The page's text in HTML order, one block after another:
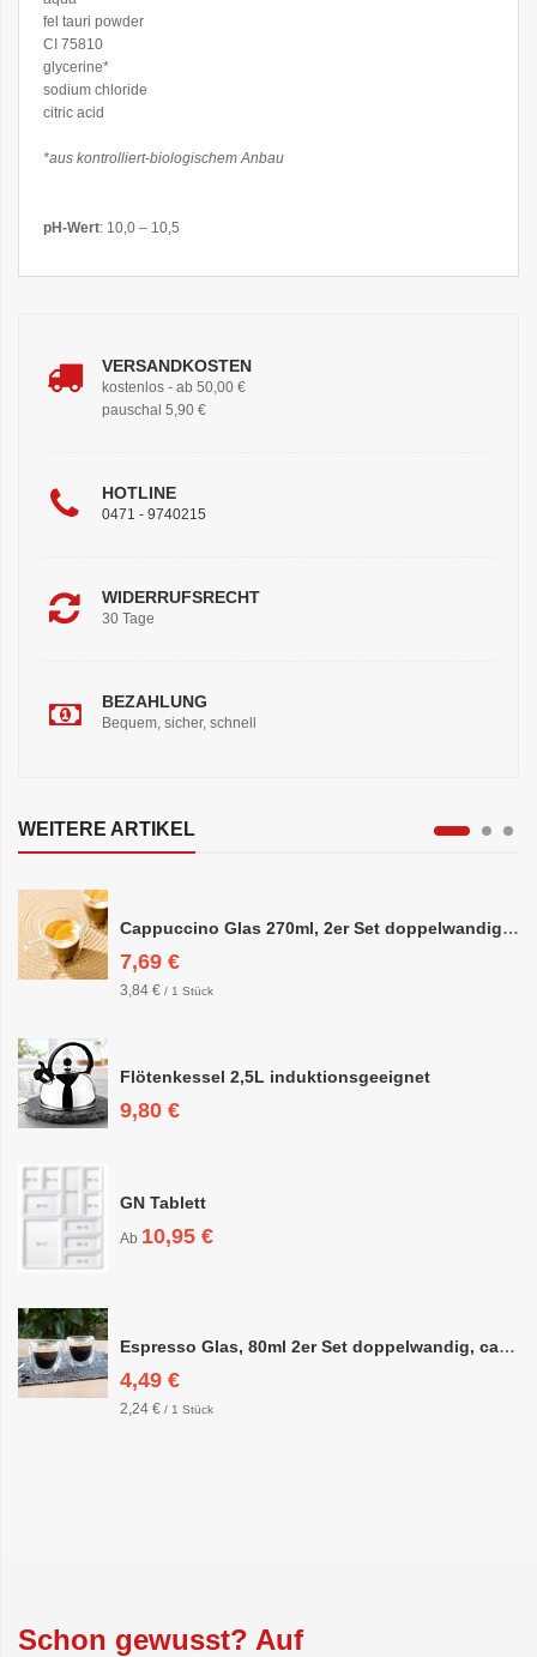
fel tauri powder
CI 75810
glycerine*
sodium chloride
citric acid
*aus kontrolliert-biologischem Anbau
pH-Wert: 10,0 – 10,5
VERSANDKOSTEN
kostenlos - ab 50,00 €
pauschal 5,90 €
HOTLINE
0471 - 9740215
WIDERRUFSRECHT
30 Tage
BEZAHLUNG
Bequem, sicher, schnell
WEITERE ARTIKEL
Cappuccino Glas 270ml, 2er Set doppelwandig, ca. 8,5 x 10cm
7,69 €
3,84 € / 1 Stück
Flötenkessel 2,5L induktionsgeeignet
9,80 €
GN Tablett
Ab 10,95 €
Espresso Glas, 80ml 2er Set doppelwandig, ca. 6,3 x 6,4cm
4,49 €
2,24 € / 1 Stück
Schon gewusst? Auf